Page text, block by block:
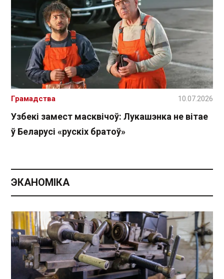
Узбекі замест масквічоў: Лукашэнка не вітае
ў Беларусі «рускіх братоў»
Грамадства 10.07.2026
ЭКАНОМІКА